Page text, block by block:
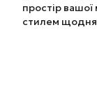
простір
стилем